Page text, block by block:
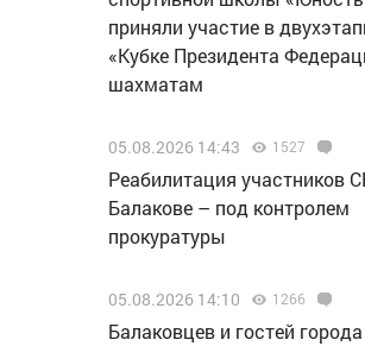
приняли участие в
«Кубке Президента
шахматам
05.08.2026 14:43 1527
Реабилитация участников
Балакове – под контролем
прокуратуры
05.08.2026 14:10 1266
Балаковцев и гостей города